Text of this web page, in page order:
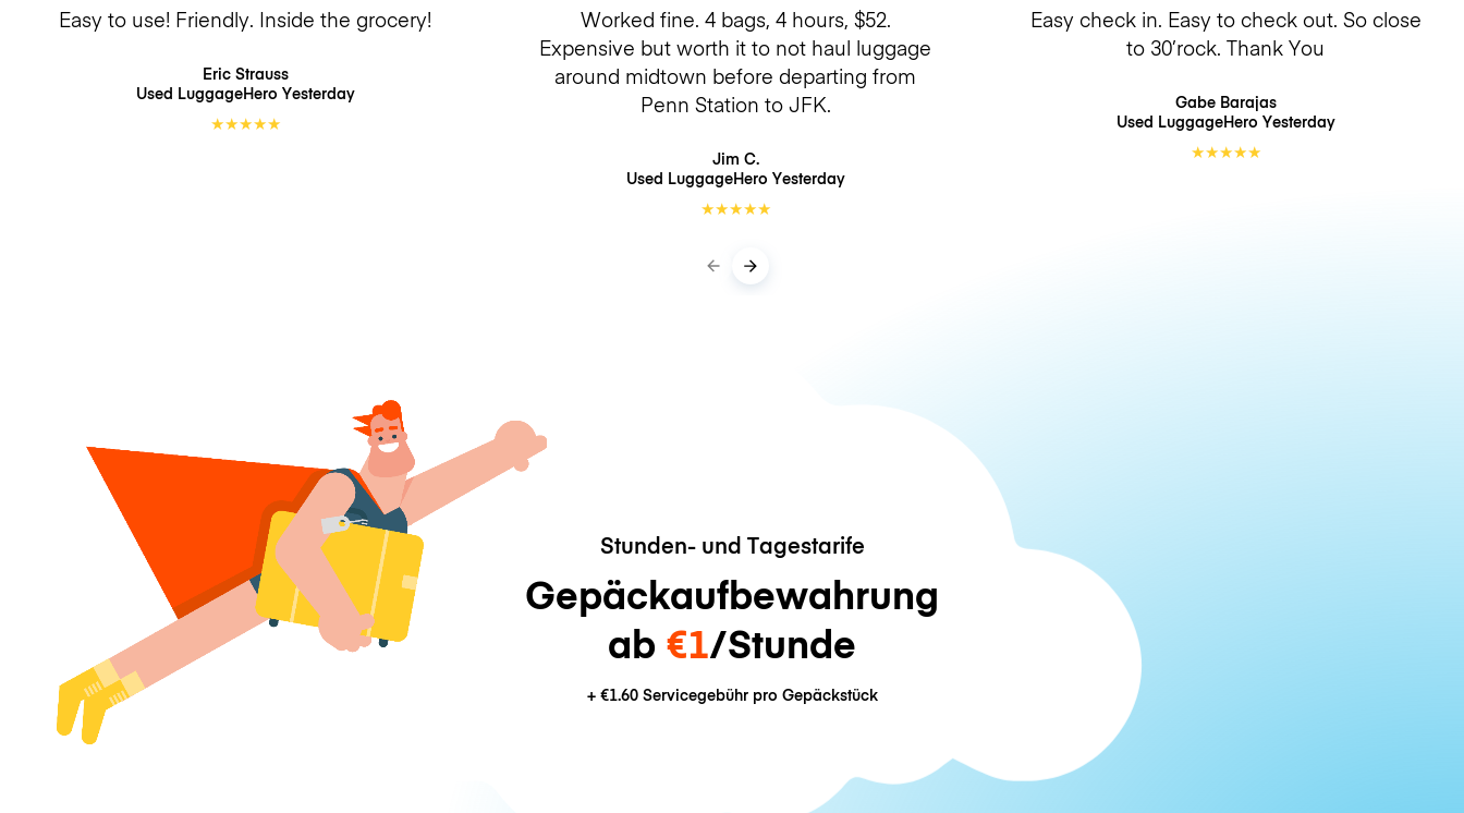
Easy to use! Friendly. Inside the grocery!
Eric Strauss
Used LuggageHero Yesterday
★★★★★
Worked fine. 4 bags, 4 hours, $52.
Expensive but worth it to not haul luggage
around midtown before departing from
Penn Station to JFK.
Jim C.
Used LuggageHero Yesterday
★★★★★
Easy check in. Easy to check out. So close
to 30’rock. Thank You
Gabe Barajas
Used LuggageHero Yesterday
★★★★★
Stunden- und Tagestarife
Gepäckaufbewahrung
ab €1/Stunde
+ €1.60Servicegebühr pro Gepäckstück